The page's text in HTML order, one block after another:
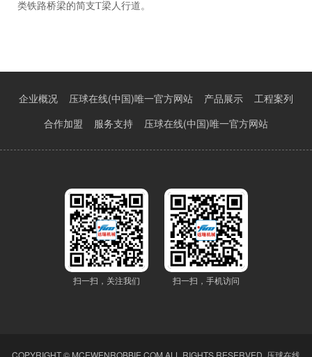
类铁路桥梁的简支T梁人行道。
企业概况 压球在线(中国)唯一官方网站 产品展示
工程案列
合作加盟
服务支持 压球在线(中国)唯一官方网站
扫一扫，关注我们 扫一扫，手机访问
COPYRIGHT © MCEWENROBBIE.COM ALL RIGHTS RESERVED. 压球在线